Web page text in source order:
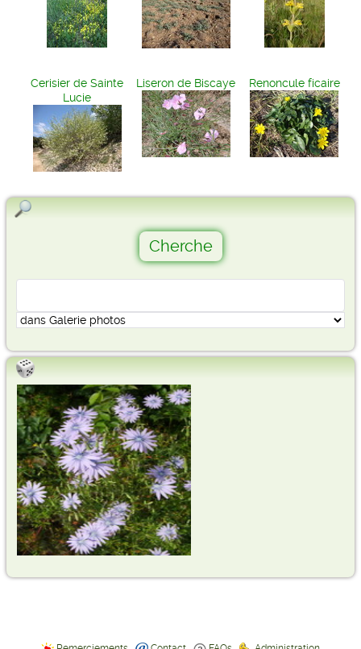
Cerisier de Sainte
Lucie
Liseron de Biscaye Renoncule ficaire